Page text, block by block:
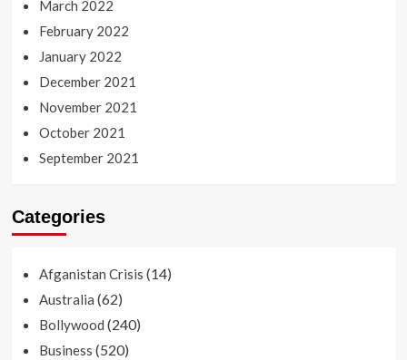
March 2022
February 2022
January 2022
December 2021
November 2021
October 2021
September 2021
Categories
Afganistan Crisis (14)
Australia (62)
Bollywood (240)
Business (520)